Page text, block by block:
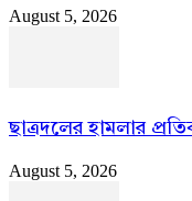
August 5, 2026
ছাত্রদলের হামলার
August 5, 2026